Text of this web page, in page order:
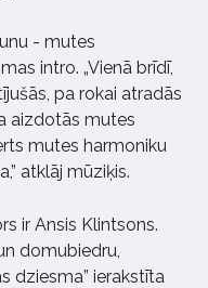
- mutes
intro. „Vienā brīdī,
pa rokai atradās
aizdotās mutes
mutes harmoniku
atklāj mūziķis.
ir Ansis Klintsons.
domubiedru,
dziesma” ierakstīta